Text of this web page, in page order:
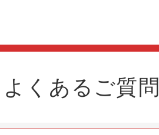
よくあるご質問